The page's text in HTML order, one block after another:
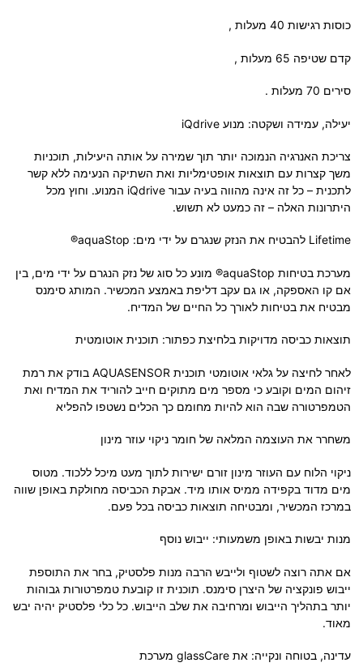
כוסות רגישות 40 מעלות ,
קדם שטיפה 65 מעלות ,
סירים 70 מעלות .
יעילה, עמידה ושקטה: מנוע iQdrive
צריכת האנרגיה הנמוכה יותר תוך שמירה על אותה היעילות, תוכניות
משך קצרות עם תוצאות אופטימליות ואת השתיקה הנעימה ללא קשר
לתכנית – כל זה אינה מהווה בעיה עבור iQdrive המנוע. וחוץ מכל
היתרונות האלה – זה כמעט לא תשוש.
Lifetime להבטיח את הנזק שנגרם על ידי מים: aquaStop®
מערכת בטיחות aquaStop® מונע כל סוג של נזק הנגרם על ידי מים, בין
אם קו האספקה, או גם עקב דליפת באמצע המכשיר. המותג סימנס
מבטיח את בטיחות לאורך כל החיים של המדיח.
תוצאות כביסה מדויקות בלחיצת כפתור: תוכנית אוטומטית
לאחר לחיצה על גלאי אוטומטי תוכנית AQUASENSOR בודק את רמת
זיהום המים וקובע כי מספר מים מתוקים חייב להוריד את המדיח ואת
הטמפרטורה שבה הוא להיות מחומם כך הכלים נשטפו להפליא
משחרר את העוצמה המלאה של חומר ניקוי עוזר מינון
ניקוי הלוח עם העוזר מינון זורם ישירות לתוך מעט מיכל ללכוד. מטוס
מים מדוד בקפידה ממיס אותו מיד. אבקת הכביסה מחולקת באופן שווה
במרכז המכשיר, ומבטיחה תוצאות כביסה בכל פעם.
מנות יבשות באופן משמעותי: ייבוש נוסף
אם אתה רוצה לשטוף ולייבש הרבה מנות פלסטיק, בחר את התוספת
ייבוש פונקציה של היצרן סימנס. תוכנית זו קובעת טמפרטורות גבוהות
יותר בתהליך הייבוש ומרחיבה את שלב הייבוש. כל כלי פלסטיק יהיה יבש
מאוד.
עדינה, בטוחה ונקייה: את glassCare מערכת